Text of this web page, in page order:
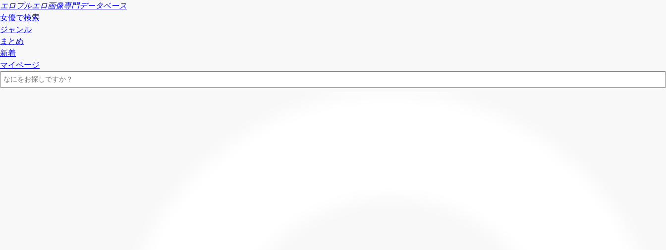
エロプルエロ画像専門データベース
女優で検索
ジャンル
まとめ
新着
マイページ